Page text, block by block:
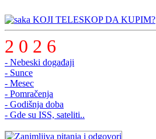
KOJI TELESKOP DA KUPIM?
2 0 2 6
- Nebeski događaji
- Sunce
- Mesec
- Pomračenja
- Godišnja doba
- Gde su ISS, sateliti..